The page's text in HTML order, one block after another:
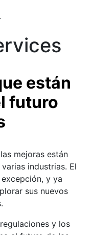
están
futuro
mejoras están
industrias. El
y ya
sus nuevos
y los